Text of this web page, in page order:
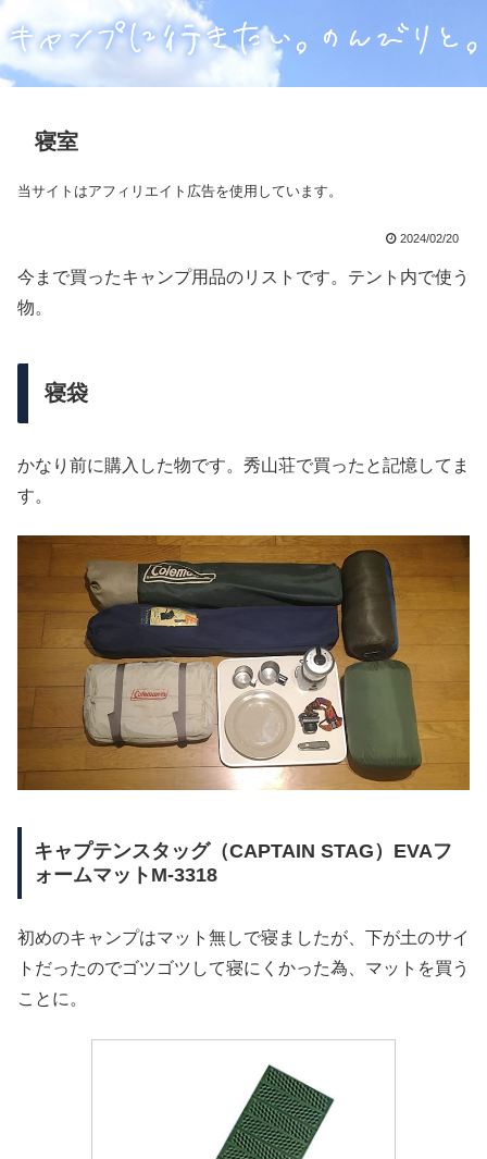
寝室
当サイトはアフィリエイト広告を使用しています。
2024/02/20
今まで買ったキャンプ用品のリストです。テント内で使う
物。
寝袋
かなり前に購入した物です。秀山荘で買ったと記憶してま
す。
キャプテンスタッグ（CAPTAIN STAG）EVAフ
ォームマットM-3318
初めのキャンプはマット無しで寝ましたが、下が土のサイ
トだったのでゴツゴツして寝にくかった為、マットを買う
ことに。